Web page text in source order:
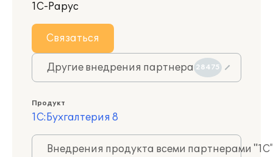
1С-Рарус
Связаться
Другие внедрения партнера 28475
Продукт
1С:Бухгалтерия 8
Внедрения продукта всеми партнерами